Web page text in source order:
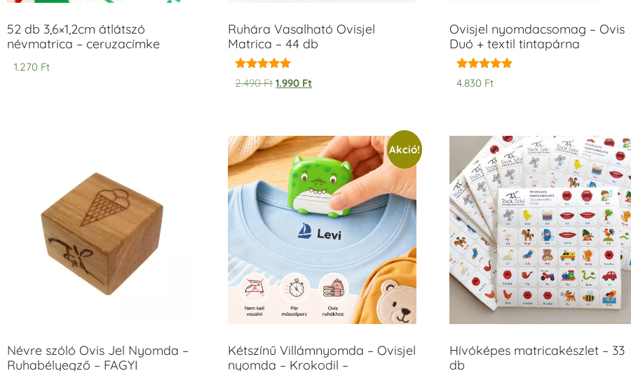
52 db 3,6×1,2cm átlátszó
névmatrica – ceruzacímke
1.270 Ft
Ruhára Vasalható Ovisjel
Matrica – 44 db
Értékelés:
5.00
2.490Ft 1.990 Ft
Ovisjel nyomdacsomag – Ovis
Duó + textil tintapárna
Értékelés:
5.00
4.830 Ft
Névre szóló Ovis Jel Nyomda –
Ruhabélyegző – FAGYI
Akció!
Kétszínű Villámnyomda – Ovisjel
nyomda – Krokodil –
Hívóképes matricakészlet – 33
db